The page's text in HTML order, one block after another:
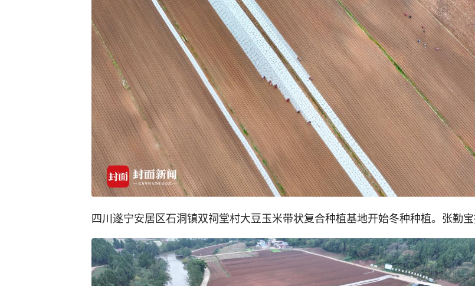
四川遂宁安居区石洞镇双祠堂村大豆玉米带状复合种植基地开始冬种种植。张勤